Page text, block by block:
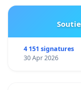
4 151 signatures
30 Apr 2026